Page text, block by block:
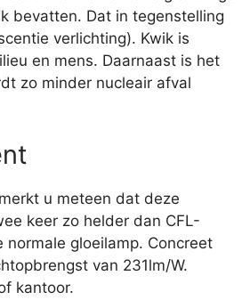
bevatten. Dat in tegenstelling
verlichting). Kwik is
en mens. Daarnaast is het
zo minder nucleair afval
u meteen dat deze
keer zo helder dan CFL-
gloeilamp. Concreet
van 231lm/W.
kantoor.